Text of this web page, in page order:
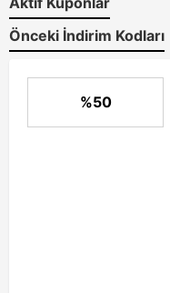
Önceki İndirim Kodları
%50